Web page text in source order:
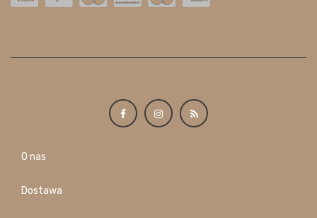
O nas
Dostawa